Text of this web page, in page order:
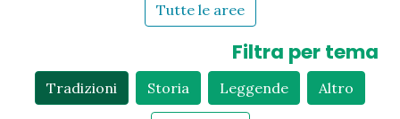
Tutte le aree
Filtra per tema
Tradizioni Storia Leggende Altro